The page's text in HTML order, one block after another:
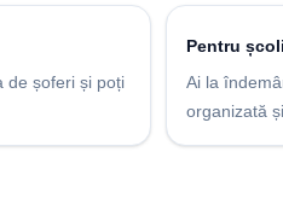
de șoferi și poți
Pentru
Ai la
organizată